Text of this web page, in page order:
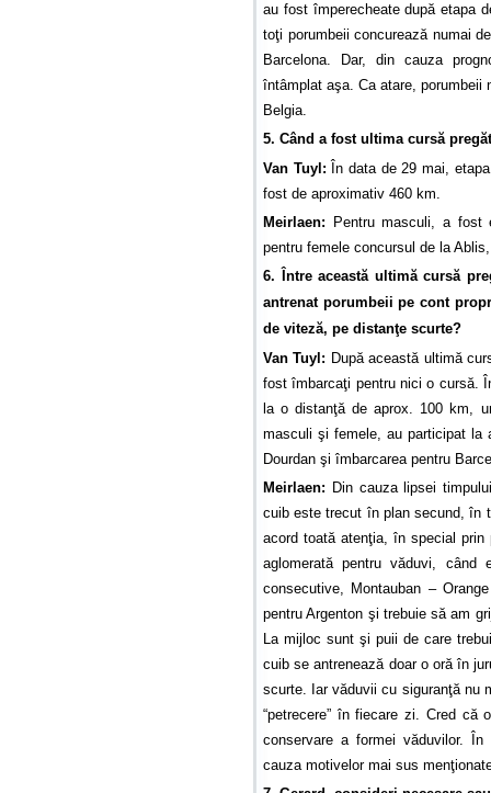
au fost împerecheate după etapa
toţi porumbeii concurează numai
Barcelona. Dar, din cauza
întâmplat aşa. Ca atare,
Belgia.
5. Când a fost ultima cursă
Van Tuyl: În data de 29 mai,
fost de aproximativ 460 km.
Meirlaen: Pentru masculi, a fost
pentru femele concursul de la
6. Între această ultimă cursă
antrenat porumbeii pe cont
de viteză, pe distanţe scurte?
Van Tuyl: După această ultimă
fost îmbarcaţi pentru nici o cursă.
la o distanţă de aprox. 100 km,
masculi şi femele, au participat la
Dourdan şi îmbarcarea pentru
Meirlaen: Din cauza lipsei
cuib este trecut în plan secund, în
acord toată atenţia, în special
aglomerată pentru văduvi, când
consecutive, Montauban –
pentru Argenton şi trebuie să am
La mijloc sunt şi puii de care
cuib se antrenează doar o oră în
scurte. Iar văduvii cu siguranţă nu
“petrecere” în fiecare zi. Cred că
conservare a formei văduvilor.
cauza motivelor mai sus